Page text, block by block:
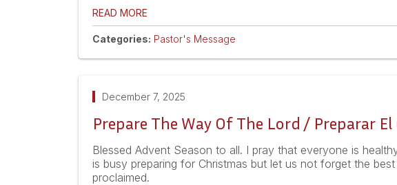
READ MORE
Categories: Pastor's Message
December 7, 2025
Prepare The Way Of The Lord / Preparar El
Blessed Advent Season to all. I pray that everyone is
is busy preparing for Christmas but let us not forget the
proclaimed.